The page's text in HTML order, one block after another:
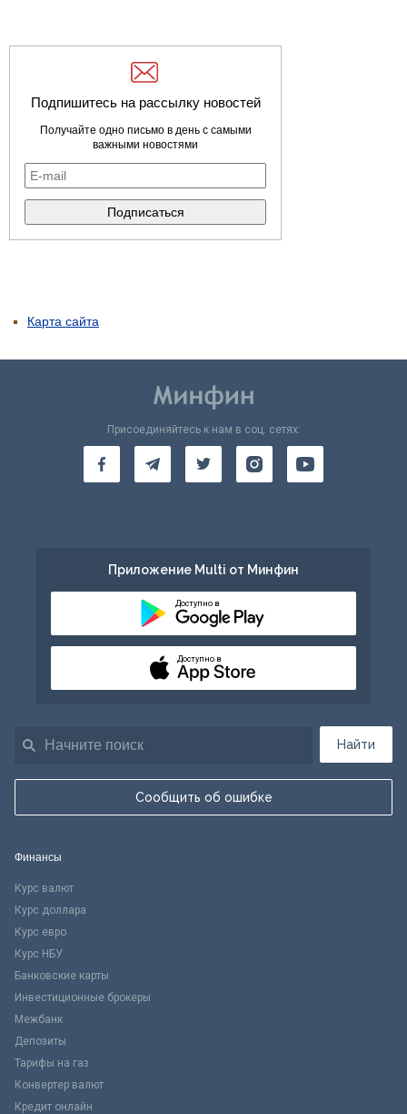
Подпишитесь на рассылку новостей
Получайте одно письмо в день с самыми
важными новостями
Карта сайта
Найти
Сообщить об ошибке
Присоединяйтесь к нам в соц. сетях:
Приложение Multi от Минфин
Доступно в
Доступно в
Финансы
Курс валют
Курс доллара
Курс евро
Курс НБУ
Банковские карты
Инвестиционные брокеры
Межбанк
Депозиты
Тарифы на газ
Конвертер валют
Кредит онлайн